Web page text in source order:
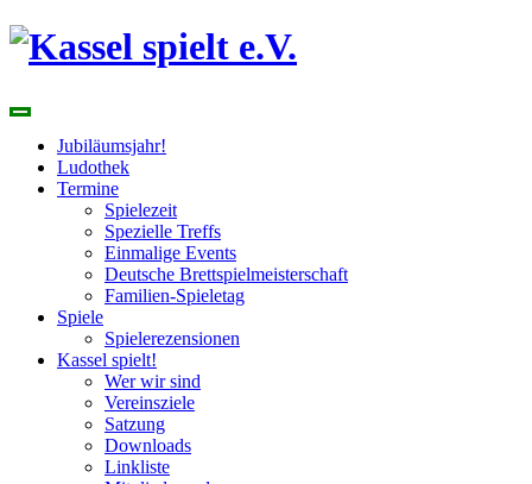
Skip
spielend Freu(n)de finden
Jubiläumsjahr!
Ludothek
Termine
Spielezeit
Spezielle Treffs
Einmalige Events
Deutsche Brettspielmeisterschaft
Familien-Spieletag
Spiele
Spielerezensionen
Kassel spielt!
Wer wir sind
Vereinsziele
Satzung
Downloads
Linkliste